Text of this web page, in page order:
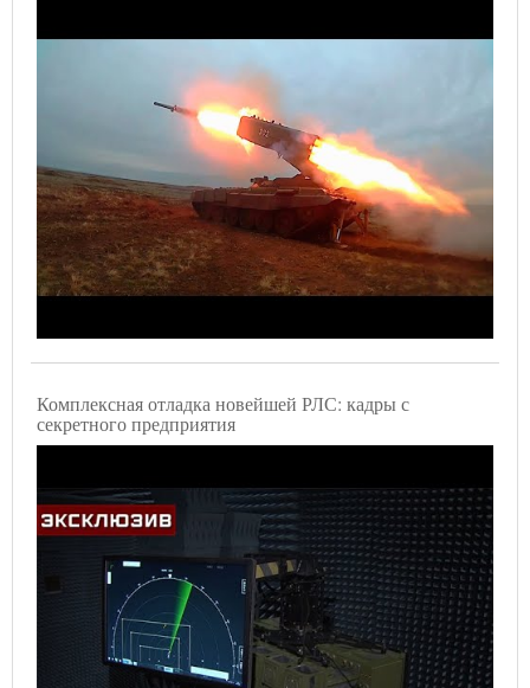
Комплексная отладка новейшей РЛС: кадры с
секретного предприятия